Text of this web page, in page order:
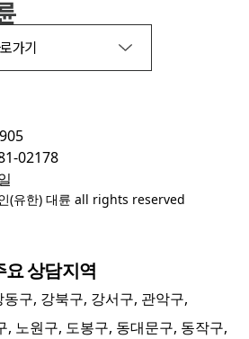
가기
02178
(유한) 대륜 all rights reserved
상담지역
동구, 강북구, 강서구, 관악구,
, 노원구, 도봉구, 동대문구, 동작구,